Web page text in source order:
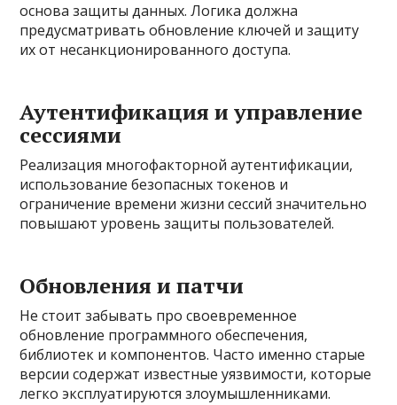
основа защиты данных. Логика должна
предусматривать обновление ключей и защиту
их от несанкционированного доступа.
Аутентификация и управление
сессиями
Реализация многофакторной аутентификации,
использование безопасных токенов и
ограничение времени жизни сессий значительно
повышают уровень защиты пользователей.
Обновления и патчи
Не стоит забывать про своевременное
обновление программного обеспечения,
библиотек и компонентов. Часто именно старые
версии содержат известные уязвимости, которые
легко эксплуатируются злоумышленниками.